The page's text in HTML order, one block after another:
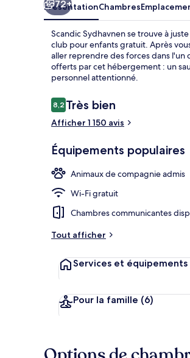
72+
PrésentationChambres
Scandic Sydhavnen se trouve à
club pour enfants gratuit. Après
aller reprendre des forces dans l'un
offerts par cet hébergement : un
personnel attentionné.
Avis
voyageurs
8,28,2 sur 10
Très bien
Afficher 1 150 avis
Équipements populaires
Animaux de compagnie admis
Wi-Fi gratuit
Chambres communicantes
Tout afficher
Services et équipements
Pour la famille (6)